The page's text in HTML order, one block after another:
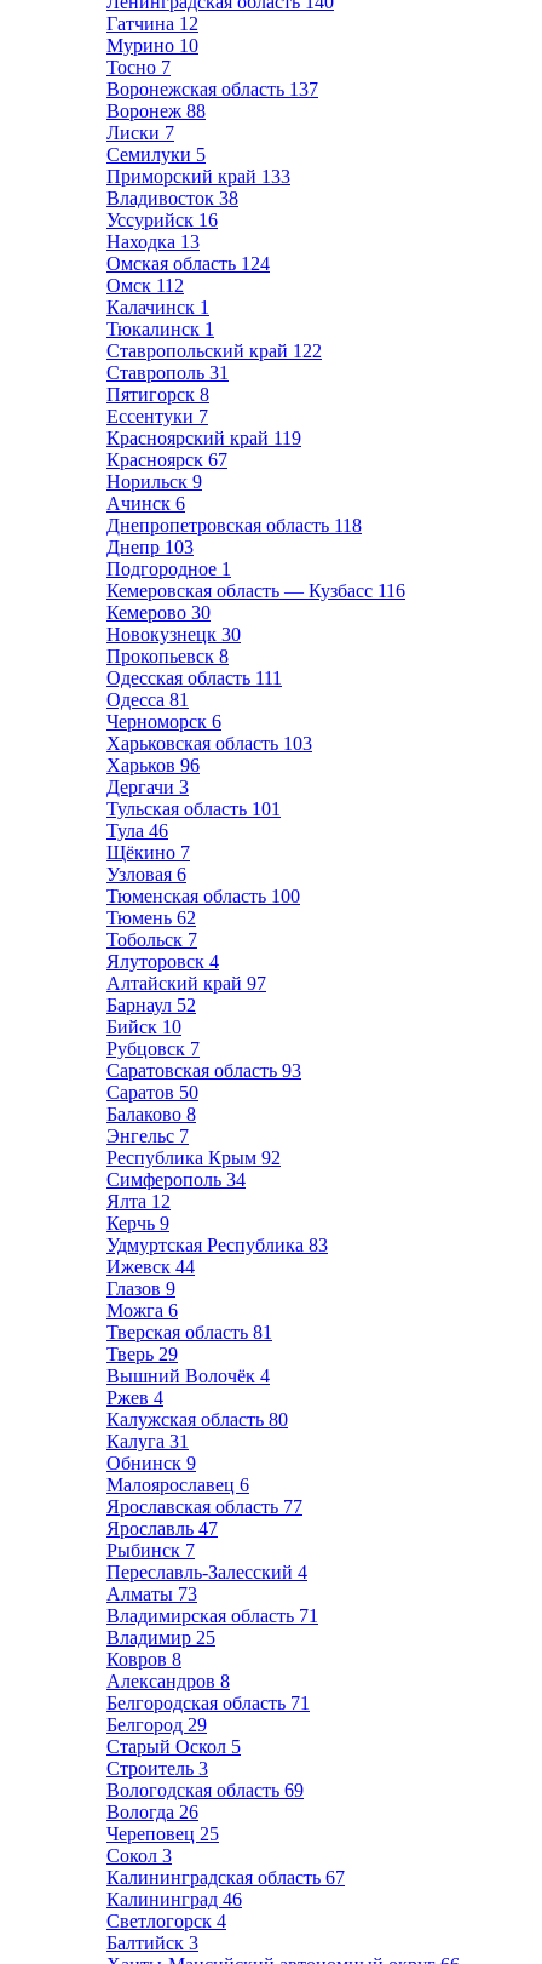
Гатчина 12
Мурино 10
Тосно 7
Воронежская область 137
Воронеж 88
Лиски 7
Семилуки 5
Приморский край 133
Владивосток 38
Уссурийск 16
Находка 13
Омская область 124
Омск 112
Калачинск 1
Тюкалинск 1
Ставропольский край 122
Ставрополь 31
Пятигорск 8
Ессентуки 7
Красноярский край 119
Красноярск 67
Норильск 9
Ачинск 6
Днепропетровская область 118
Днепр 103
Подгородное 1
Кемеровская область — Кузбасс 116
Кемерово 30
Новокузнецк 30
Прокопьевск 8
Одесская область 111
Одесса 81
Черноморск 6
Харьковская область 103
Харьков 96
Дергачи 3
Тульская область 101
Тула 46
Щёкино 7
Узловая 6
Тюменская область 100
Тюмень 62
Тобольск 7
Ялуторовск 4
Алтайский край 97
Барнаул 52
Бийск 10
Рубцовск 7
Саратовская область 93
Саратов 50
Балаково 8
Энгельс 7
Республика Крым 92
Симферополь 34
Ялта 12
Керчь 9
Удмуртская Республика 83
Ижевск 44
Глазов 9
Можга 6
Тверская область 81
Тверь 29
Вышний Волочёк 4
Ржев 4
Калужская область 80
Калуга 31
Обнинск 9
Малоярославец 6
Ярославская область 77
Ярославль 47
Рыбинск 7
Переславль-Залесский 4
Алматы 73
Владимирская область 71
Владимир 25
Ковров 8
Александров 8
Белгородская область 71
Белгород 29
Старый Оскол 5
Строитель 3
Вологодская область 69
Вологда 26
Череповец 25
Сокол 3
Калининградская область 67
Калининград 46
Светлогорск 4
Балтийск 3